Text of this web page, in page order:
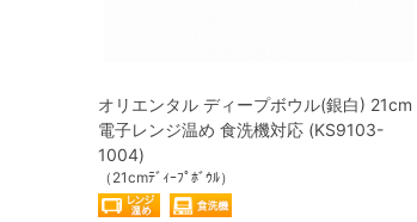
オリエンタル ディープボウル(銀白) 21cm
電子レンジ温め 食洗機対応 (KS9103-
1004)
（21cmﾃﾞｨｰﾌﾟﾎﾞｳﾙ）